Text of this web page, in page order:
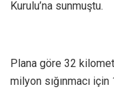
Kurulu’na sunmuştu.
Plana göre 32
milyon sığınmacı